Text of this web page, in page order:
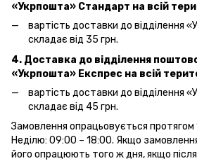
«Укрпошта» Стандарт на всій
вартість доставки до відділення
складає від 35 грн.
4. Доставка до відділення
«Укрпошта» Експрес на всій
вартість доставки до відділення
складає від 45 грн.
Замовлення опрацьовується протягом
Неділю: 09:00 – 18:00. Якщо
його опрацюють того ж дня, якщо